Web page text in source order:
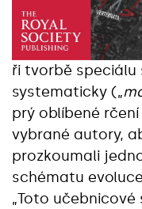
ři tvorbě
systematicky („
prý oblíbené
vybrané autory,
prozkoumali
schématu
„Toto